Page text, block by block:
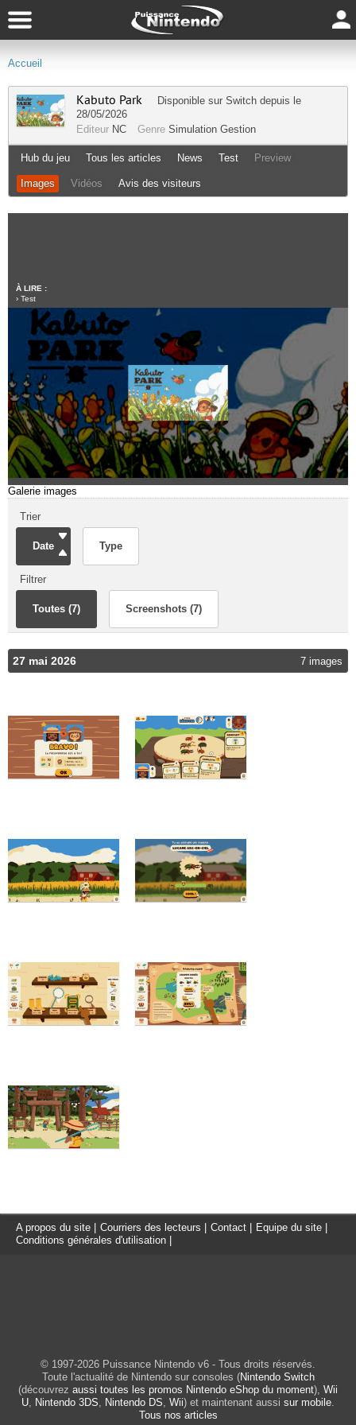
Accueil
Kabuto Park Disponible sur Switch depuis le
28/05/2026
Editeur NC Genre Simulation Gestion
Hub du jeu Tous les articles News Test Preview
Images Vidéos Avis des visiteurs
À LIRE :
› Test
Galerie images
Trier
Date Type
Filtrer
Toutes (7) Screenshots (7)
27 mai 2026 7 images
A propos du site Courriers des lecteurs Contact Equipe du site
Conditions générales d'utilisation
© 1997-2026 Puissance Nintendo v6 - Tous droits réservés.
Toute l'actualité de Nintendo sur consoles (Nintendo Switch
(découvrez aussi toutes les promos Nintendo eShop du moment), Wii
U, Nintendo 3DS, Nintendo DS, Wii) et maintenant aussi sur mobile.
Tous nos articles